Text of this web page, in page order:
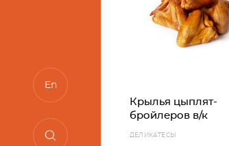
En
Крылья цыплят-
бройлеров в/к
ДЕЛИКАТЕСЫ